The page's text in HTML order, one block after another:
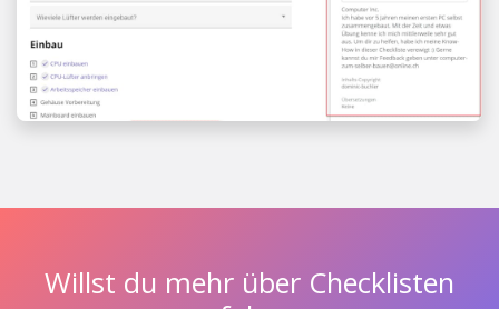
Willst du mehr über Checklisten